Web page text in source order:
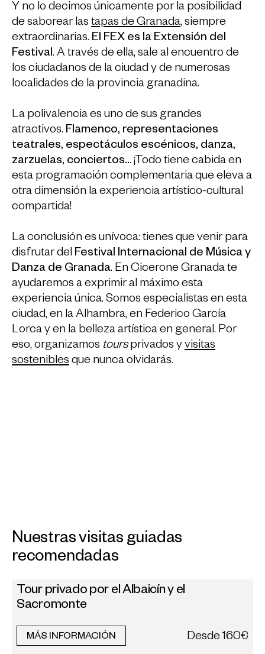
Y no lo decimos únicamente por la posibilidad
de saborear las tapas de Granada, siempre
extraordinarias. El FEX es la Extensión del
Festival. A través de ella, sale al encuentro de
los ciudadanos de la ciudad y de numerosas
localidades de la provincia granadina.
La polivalencia es uno de sus grandes
atractivos. Flamenco, representaciones
teatrales, espectáculos escénicos, danza,
zarzuelas, conciertos... ¡Todo tiene cabida en
esta programación complementaria que eleva a
otra dimensión la experiencia artístico-cultural
compartida!
La conclusión es unívoca: tienes que venir para
disfrutar del Festival Internacional de Música y
Danza de Granada. En Cicerone Granada te
ayudaremos a exprimir al máximo esta
experiencia única. Somos especialistas en esta
ciudad, en la Alhambra, en Federico García
Lorca y en la belleza artística en general. Por
eso, organizamos toursprivados yvisitas
sosteniblesque nunca olvidarás.
Nuestras visitas guiadas
recomendadas
Tour privado por el Albaicín y el
Sacromonte
MÁS INFORMACIÓN Desde 160€